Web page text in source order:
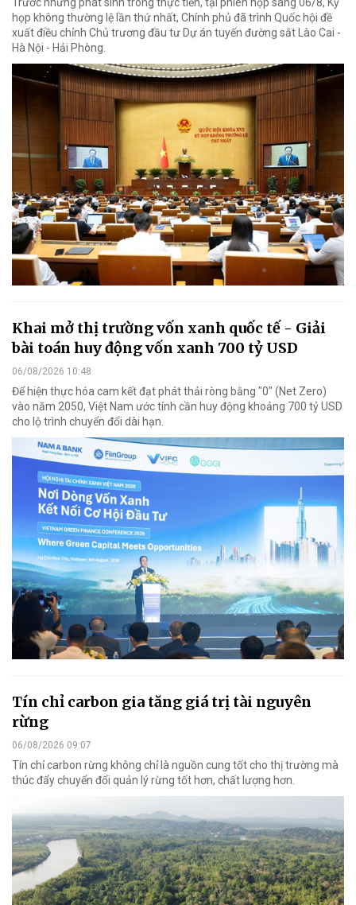
Trước những phát sinh trong thực tiễn, tại phiên họp sáng 06/8, Kỳ
họp không thường lệ lần thứ nhất, Chính phủ đã trình Quốc hội đề
xuất điều chỉnh Chủ trương đầu tư Dự án tuyến đường sắt Lào Cai -
Hà Nội - Hải Phòng.
Khai mở thị trường vốn xanh quốc tế - Giải
bài toán huy động vốn xanh 700 tỷ USD
06/08/2026 10:48
Để hiện thực hóa cam kết đạt phát thải ròng bằng "0" (Net Zero)
vào năm 2050, Việt Nam ước tính cần huy động khoảng 700 tỷ USD
cho lộ trình chuyển đổi dài hạn.
Tín chỉ carbon gia tăng giá trị tài nguyên
rừng
06/08/2026 09:07
Tín chỉ carbon rừng không chỉ là nguồn cung tốt cho thị trường mà
thúc đẩy chuyển đổi quản lý rừng tốt hơn, chất lượng hơn.